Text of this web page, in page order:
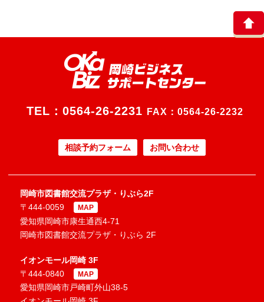
TEL： 0564-26-2231 FAX：0564-26-2232
相談予約フォーム お問い合わせ
岡崎市図書館交流プラザ・りぶら2F
〒444-0059
MAP
愛知県岡崎市康生通西4-71
岡崎市図書館交流プラザ・りぶら 2F
イオンモール岡崎 3F
〒444-0840
MAP
愛知県岡崎市戸崎町外山38-5